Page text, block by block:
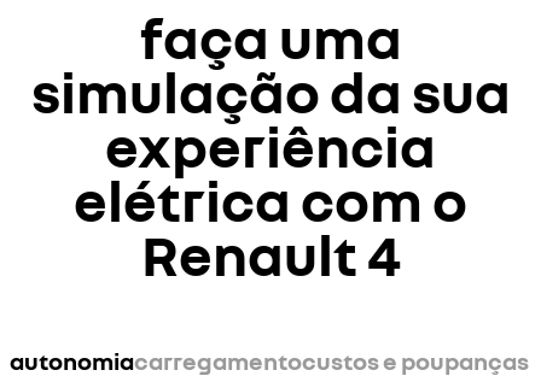
faça uma
simulação da sua
experiência
elétrica com o
Renault 4
autonomiacarregamentocustos e poupanças